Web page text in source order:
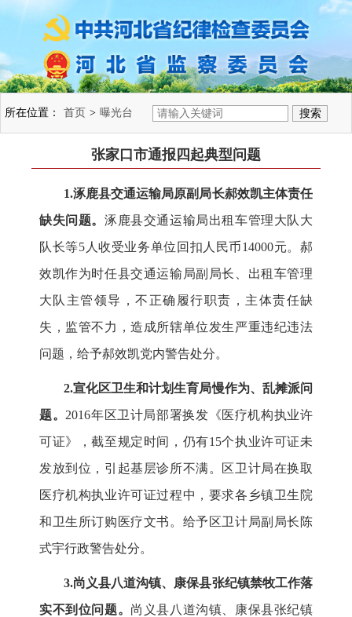
所在位置： 首页 > 曝光台
张家口市通报四起典型问题
1.涿鹿县交通运输局原副局长郝效凯主体责任
缺失问题。 涿鹿县交通运输局出租车管理大队大
队长等5人收受业务单位 回扣人民币14000元。郝
效凯作为时任县交通运输局副局长、出租车管理
大队主管领导，不正确履行职责，主体责任缺
失，监管不力，造成所辖单位发生严重违纪违法
问题，给予郝效凯党内警告处分。
2.宣化区卫生和计划生育局慢作为、乱摊派问
题。 2016年区卫计局部署换发《医疗机构执业许
可证》，截至规定时间，仍有15个执业许可证未
发放到位，引起基层诊所不满。区卫计局在换取
医疗机构执业许可证过程中，要求各乡镇卫生院
和卫生所订购医疗文书。给予区卫计局副局长陈
式宇行政警告处分。
3.尚义县八道沟镇、康保县张纪镇禁牧工作落
实不到位问题。 尚义县八道沟镇、康保县张纪镇